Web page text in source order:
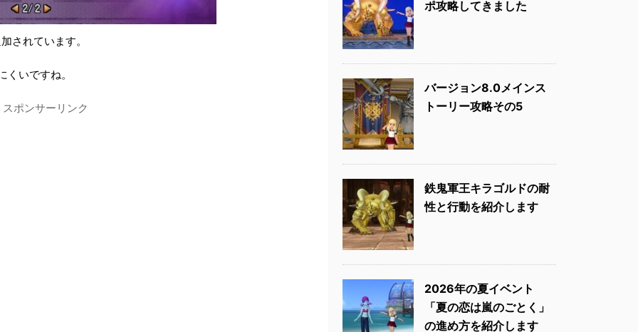
されています。
いですね。
スポンサーリンク
ポ攻略してきました
バージョン8.0メインス
トーリー攻略その5
鉄鬼軍王キラゴルドの耐
性と行動を紹介します
2026年の夏イベント
「夏の恋は嵐のごとく」
の進め方を紹介します